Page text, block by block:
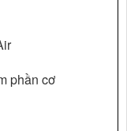
phần cơ